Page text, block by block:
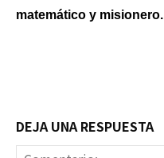
matemático y misionero.
DEJA UNA RESPUESTA